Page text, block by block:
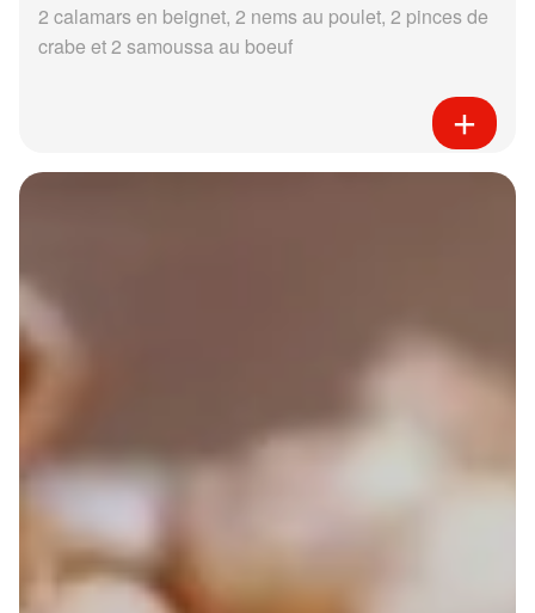
2 calamars en beignet, 2 nems au poulet, 2 pinces de
crabe et 2 samoussa au boeuf